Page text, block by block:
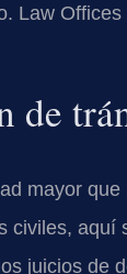
Law
de
mayor
civiles, aquí
juicios de